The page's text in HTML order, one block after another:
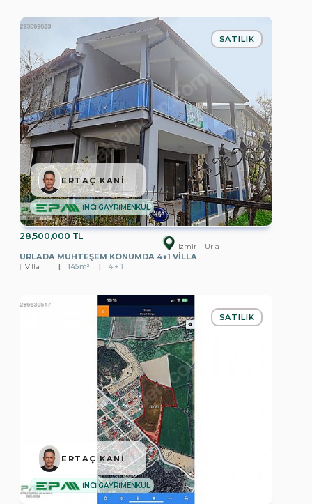
28,500,000 TL
İzmir Urla
URLADA MUHTEŞEM KONUMDA 4+1 VILLA
SATILIK
Villa 145m² 4 + 1
İNCİ GAYRİMENKUL
ERTAÇ KANİ
SATILIK
İNCİ GAYRİMENKUL
ERTAÇ KANİ